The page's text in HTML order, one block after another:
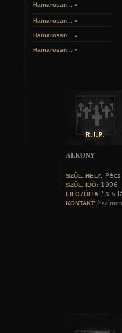
Hamarosan... »
Hamarosan... »
Hamarosan... »
Hamarosan... »
ALKONY
SZÜL. HELY: Pécs
SZÜL. IDŐ: 1996
FILOZÓFIA: "a
KONTAKT: